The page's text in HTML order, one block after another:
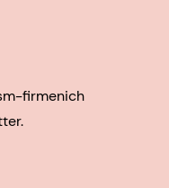
firmenich